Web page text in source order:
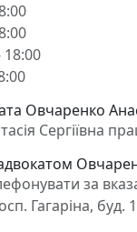
Овчаренко
Сергіївна
за
Гагаріна, буд.